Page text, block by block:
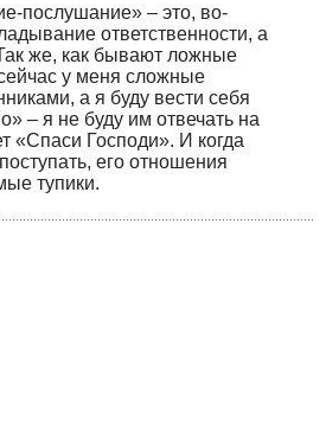
послушание» – это, во-
ответственности, а
же, как бывают ложные
у меня сложные
а я буду вести себя
– я не буду им отвечать на
«Спаси Господи». И когда
его отношения
тупики.